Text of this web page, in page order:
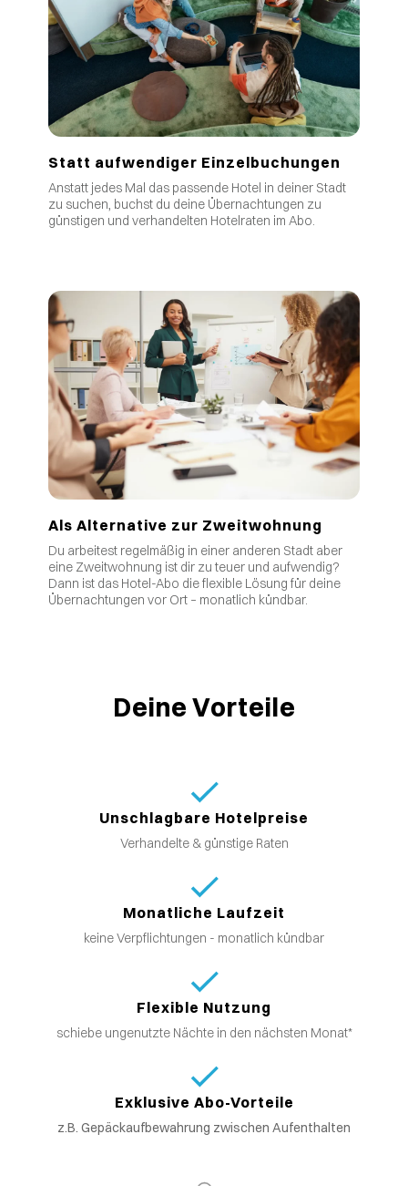
Statt aufwendiger Einzelbuchungen
Anstatt jedes Mal das passende Hotel in deiner Stadt
zu suchen, buchst du deine Übernachtungen zu
günstigen und verhandelten Hotelraten im Abo.
Als Alternative zur Zweitwohnung
Du arbeitest regelmäßig in einer anderen Stadt aber
eine Zweitwohnung ist dir zu teuer und aufwendig?
Dann ist das Hotel-Abo die flexible Lösung für deine
Übernachtungen vor Ort – monatlich kündbar.
Deine Vorteile
Unschlagbare Hotelpreise
Verhandelte & günstige Raten
Monatliche Laufzeit
keine Verpflichtungen - monatlich kündbar
Flexible Nutzung
schiebe ungenutzte Nächte in den nächsten Monat*
Exklusive Abo-Vorteile
z.B. Gepäckaufbewahrung zwischen Aufenthalten